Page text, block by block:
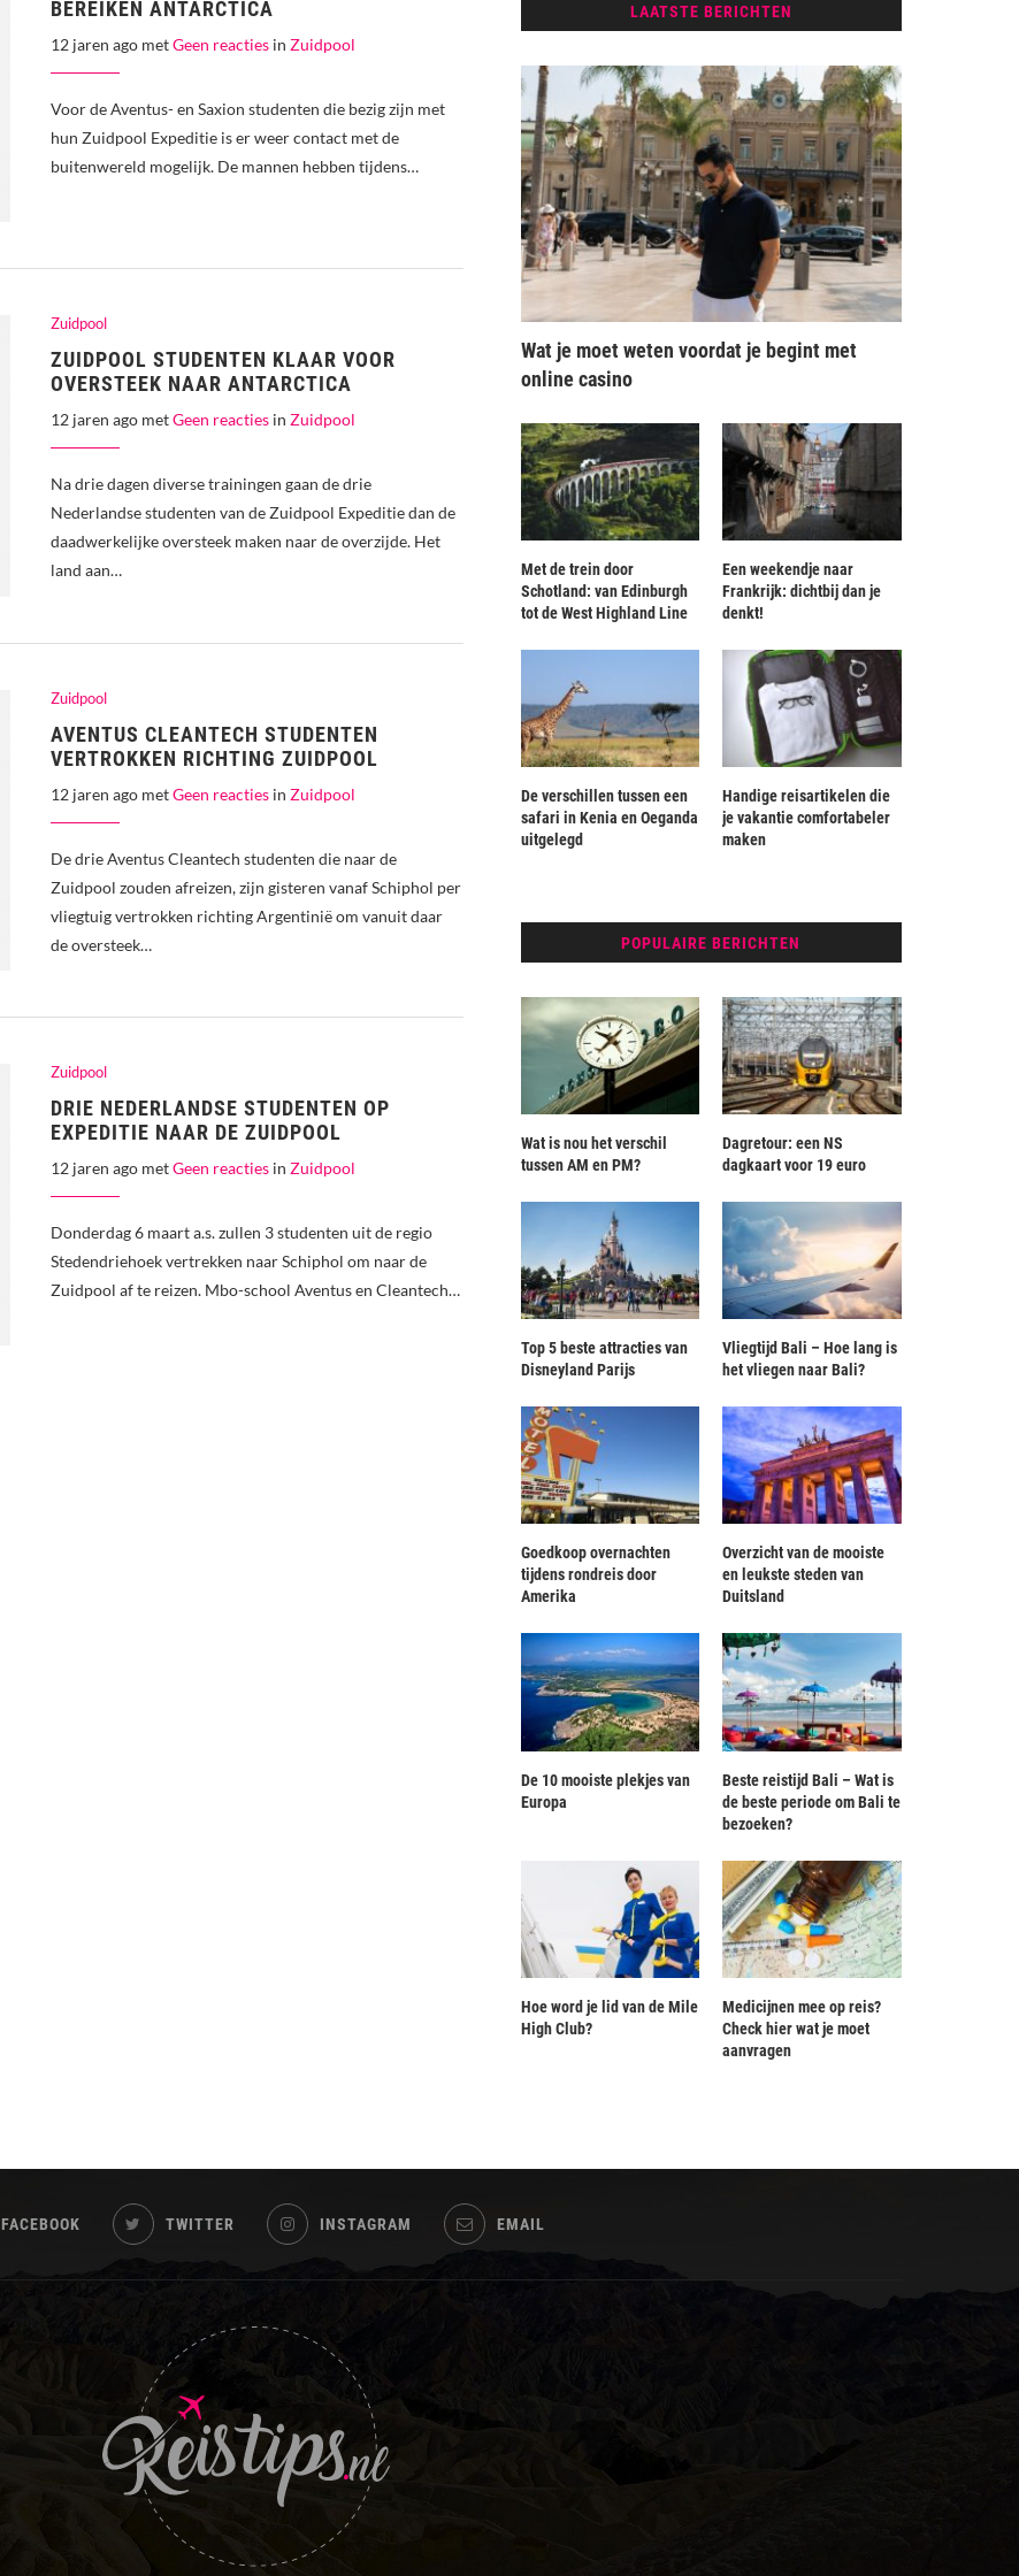
BEREIKEN ANTARCTICA
12 jaren ago metGeen reacties in Zuidpool
Voor de Aventus- en Saxion studenten die bezig zijn met
hun Zuidpool Expeditie is er weer contact met de
buitenwereld mogelijk. De mannen hebben tijdens…
Zuidpool
ZUIDPOOL STUDENTEN KLAAR VOOR
OVERSTEEK NAAR ANTARCTICA
12 jaren ago metGeen reacties in Zuidpool
Na drie dagen diverse trainingen gaan de drie
Nederlandse studenten van de Zuidpool Expeditie dan de
daadwerkelijke oversteek maken naar de overzijde. Het
land aan…
Zuidpool
AVENTUS CLEANTECH STUDENTEN
VERTROKKEN RICHTING ZUIDPOOL
12 jaren ago metGeen reacties in Zuidpool
De drie Aventus Cleantech studenten die naar de
Zuidpool zouden afreizen, zijn gisteren vanaf Schiphol per
vliegtuig vertrokken richting Argentinië om vanuit daar
de oversteek…
Zuidpool
DRIE NEDERLANDSE STUDENTEN OP
EXPEDITIE NAAR DE ZUIDPOOL
12 jaren ago metGeen reacties in Zuidpool
Donderdag 6 maart a.s. zullen 3 studenten uit de regio
Stedendriehoek vertrekken naar Schiphol om naar de
Zuidpool af te reizen. Mbo-school Aventus en Cleantech…
LAATSTE BERICHTEN
Wat je moet weten voordat je begint met
online casino
Met de trein door
Schotland: van Edinburgh
tot de West Highland Line
Een weekendje naar
Frankrijk: dichtbij dan je
denkt!
De verschillen tussen een
safari in Kenia en Oeganda
uitgelegd
Handige reisartikelen die
je vakantie comfortabeler
maken
POPULAIRE BERICHTEN
Wat is nou het verschil
tussen AM en PM?
Dagretour: een NS
dagkaart voor 19 euro
Top 5 beste attracties van
Disneyland Parijs
Vliegtijd Bali – Hoe lang is
het vliegen naar Bali?
Goedkoop overnachten
tijdens rondreis door
Amerika
Overzicht van de mooiste
en leukste steden van
Duitsland
De 10 mooiste plekjes van
Europa
Beste reistijd Bali – Wat is
de beste periode om Bali te
bezoeken?
Hoe word je lid van de Mile
High Club?
Medicijnen mee op reis?
Check hier wat je moet
aanvragen
FACEBOOK TWITTER INSTAGRAM EMAIL